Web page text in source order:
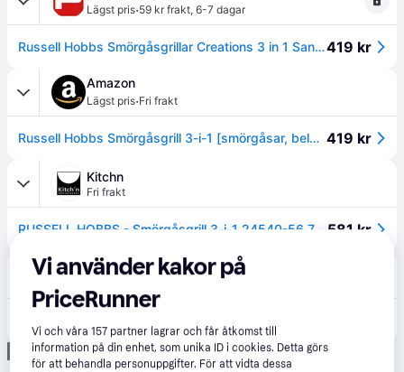
Lägst pris·59 kr frakt, 6-7 dagar
Russell Hobbs Smörgåsgrillar Creations 3 in 1 Sandwich Maker419 kr
Amazon
Lägst pris·Fri frakt
Russell Hobbs Smörgåsgrill 3-i-1 [smörgåsar, belgiska våfflor, grill] diskmaskinssäkra plattor, non-stick beläggning & extra djupa plattor, BPA-fri) 26810-56. 419 kr
Kitchn
Fri frakt
581 kr
Jula 4.4(9)
Annons
Vi använder kakor på
PriceRunner
Vi och våra157 partner lagrar och får åtkomst till
information på din enhet, som unika ID i cookies. Detta görs
för att behandla personuppgifter. För att vidta dessa